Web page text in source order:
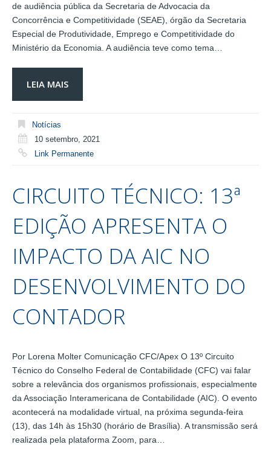
de audiência pública da Secretaria de Advocacia da
Concorrência e Competitividade (SEAE), órgão da Secretaria
Especial de Produtividade, Emprego e Competitividade do
Ministério da Economia. A audiência teve como tema…
LEIA MAIS
Notícias
10 setembro, 2021
Link Permanente
CIRCUITO TÉCNICO: 13ª
EDIÇÃO APRESENTA O
IMPACTO DA AIC NO
DESENVOLVIMENTO DO
CONTADOR
Por Lorena Molter Comunicação CFC/Apex O 13º Circuito
Técnico do Conselho Federal de Contabilidade (CFC) vai falar
sobre a relevância dos organismos profissionais, especialmente
da Associação Interamericana de Contabilidade (AIC). O evento
acontecerá na modalidade virtual, na próxima segunda-feira
(13), das 14h às 15h30 (horário de Brasília). A transmissão será
realizada pela plataforma Zoom, para…